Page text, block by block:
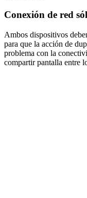
Conexión de red
Ambos dispositivos
para que la acción de
problema con la
compartir pantalla entre